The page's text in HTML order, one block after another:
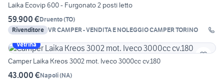
Laika Ecovip 600 - Furgonato 2 posti letto
59.900 €Druento(TO)
Rivenditore VR CAMPER - VENDITA E NOLEGGIO CAMPER TORINO
Vetrina
Camper Laika Kreos 3002 mot. Iveco 3000cc cv.180
43.000 €Napoli(NA)